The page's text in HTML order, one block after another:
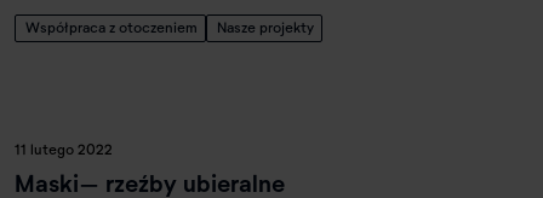
Współpraca z otoczeniem Nasze projekty
11 lutego 2022
Maski– rzeźby ubieralne